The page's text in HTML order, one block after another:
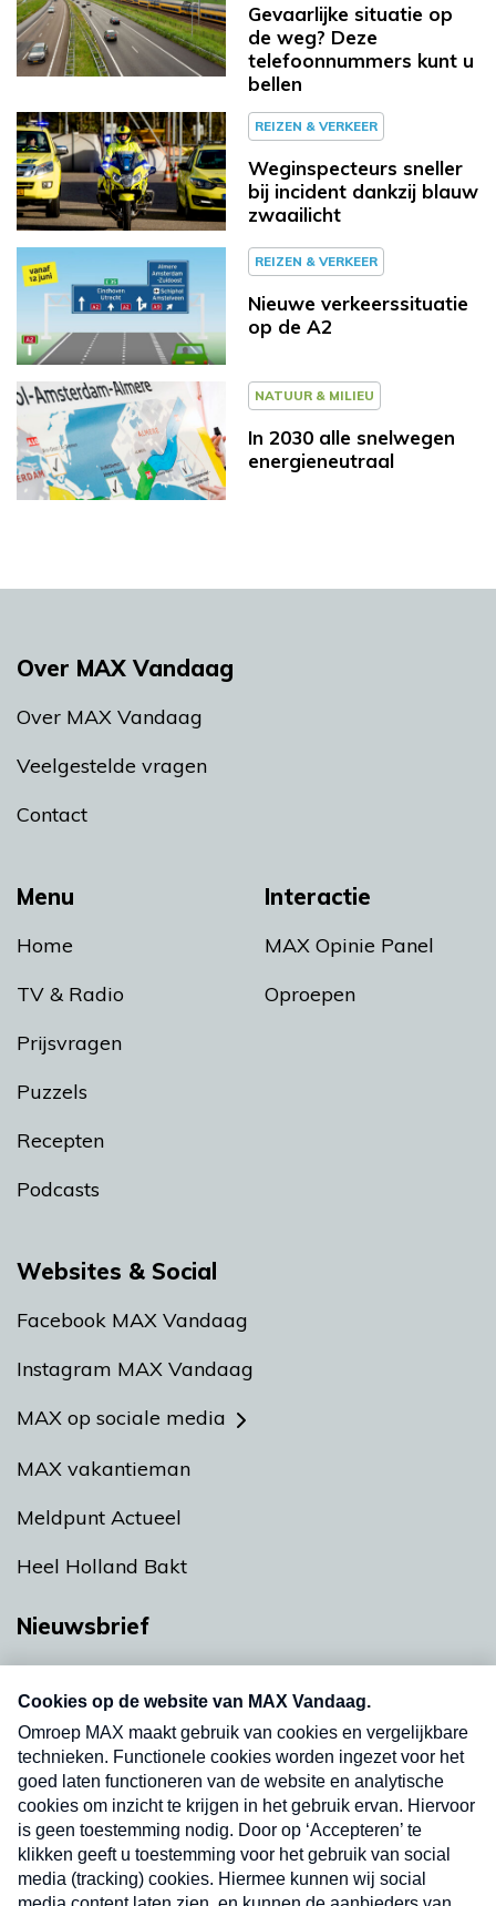
Gevaarlijke situatie op
de weg? Deze
telefoonnummers kunt u
bellen
REIZEN & VERKEER
Weginspecteurs sneller
bij incident dankzij blauw
zwaailicht
REIZEN & VERKEER
Nieuwe verkeerssituatie
op de A2
NATUUR & MILIEU
In 2030 alle snelwegen
energieneutraal
Menu
Home
TV & Radio
Prijsvragen
Puzzels
Recepten
Podcasts
Interactie
MAX Opinie Panel
Oproepen
Over MAX Vandaag
Over MAX Vandaag
Veelgestelde vragen
Contact
Websites & Social
Facebook MAX Vandaag
Instagram MAX Vandaag
MAX op sociale media
MAX vakantieman
Meldpunt Actueel
Heel Holland Bakt
Nieuwsbrief
Neem hier een gratis abonnement op onze
nieuwsbrief. Elke vrijdag- en dinsdagochtend in
uw mailbox.
Verzend